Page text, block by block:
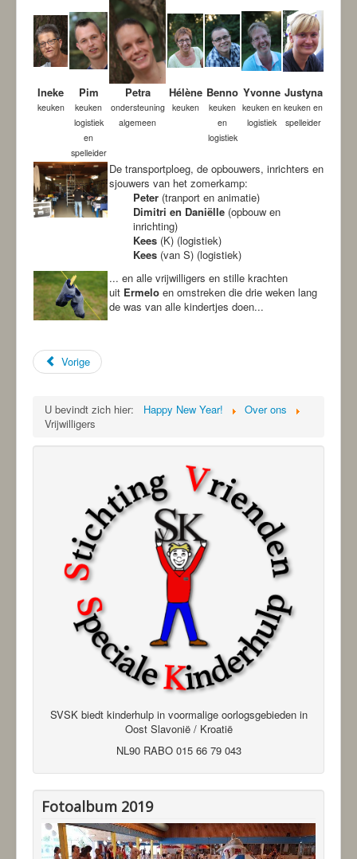
Ineke
keuken
Pim
keuken
logistiek
en
spelleider
Petra
ondersteuning
algemeen
Hélène
keuken
Benno
keuken
en
logistiek
Yvonne
keuken en
logistiek
Justyna
keuken en
spelleider
De transportploeg, de opbouwers, inrichters en
sjouwers van het zomerkamp:
Peter (tranport en animatie)
Dimitri en Daniëlle (opbouw en
inrichting)
Kees (K) (logistiek)
Kees (van S) (logistiek)
... en alle vrijwilligers en stille krachten
uit Ermelo en omstreken die drie weken lang
de was van alle kindertjes doen...
Vorige
U bevindt zich hier: Happy New Year!
Over ons
Vrijwilligers
SVSK biedt kinderhulp in voormalige oorlogsgebieden in
Oost Slavonië / Kroatië
NL90 RABO 015 66 79 043
Fotoalbum 2019